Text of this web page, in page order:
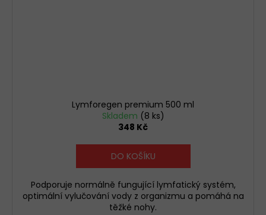
Lymforegen premium 500 ml
Skladem (8 ks)
348 Kč
DO KOŠÍKU
Podporuje normálně fungující lymfatický systém,
optimální vylučování vody z organizmu a pomáhá na
těžké nohy.